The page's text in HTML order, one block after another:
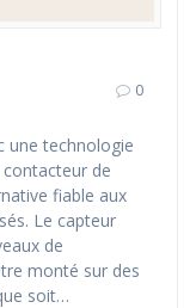
0
une technologie
de
fiable aux
Le capteur
de
monté sur des
soit…